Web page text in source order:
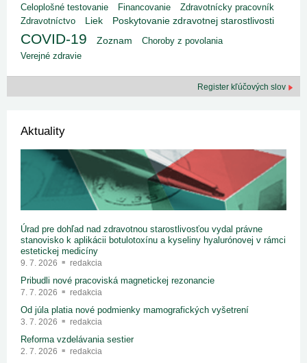
Celoplošné testovanie
Financovanie
Zdravotnícky pracovník
Zdravotníctvo
Liek Poskytovanie zdravotnej starostlivosti
COVID-19 Zoznam
Choroby z povolania
Verejné zdravie
Register kľúčových slov
Aktuality
Úrad pre dohľad nad zdravotnou starostlivosťou vydal právne
stanovisko k aplikácii botulotoxínu a kyseliny hyalurónovej v rámci
estetickej medicíny
9. 7. 2026 redakcia
Pribudli nové pracoviská magnetickej rezonancie
7. 7. 2026 redakcia
Od júla platia nové podmienky mamografických vyšetrení
3. 7. 2026 redakcia
Reforma vzdelávania sestier
2. 7. 2026 redakcia